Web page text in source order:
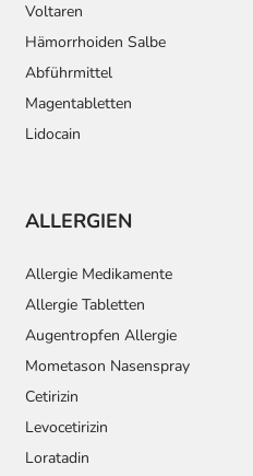
Voltaren
Hämorrhoiden Salbe
Abführmittel
Magentabletten
Lidocain
ALLERGIEN
Allergie Medikamente
Allergie Tabletten
Augentropfen Allergie
Mometason Nasenspray
Cetirizin
Levocetirizin
Loratadin